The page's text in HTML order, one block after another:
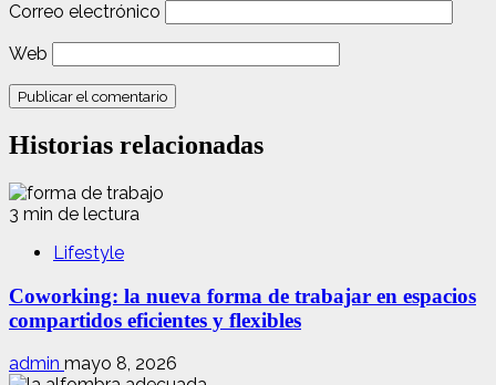
Correo electrónico
Web
Historias relacionadas
3 min de lectura
Lifestyle
Coworking: la nueva forma de trabajar en espacios
compartidos eficientes y flexibles
admin mayo 8, 2026